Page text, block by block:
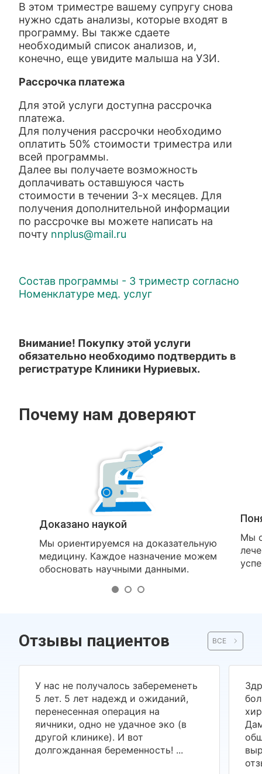
В этом триместре вашему супругу снова
нужно сдать анализы, которые входят в
программу. Вы также сдаете
необходимый список анализов, и,
конечно, еще увидите малыша на УЗИ.
Рассрочка платежа
Для этой услуги доступна рассрочка
платежа.
Для получения рассрочки необходимо
оплатить 50% стоимости триместра или
всей программы.
Далее вы получаете возможность
доплачивать оставшуюся часть
стоимости в течении 3-х месяцев. Для
получения дополнительной информации
по рассрочке вы можете написать на
почту nnplus@mail.ru
Состав программы - 3 триместр согласно
Номенклатуре мед. услуг
Внимание! Покупку этой услуги
обязательно необходимо подтвердить в
регистратуре Клиники Нуриевых.
Почему нам доверяют
Доказано наукой
Мы ориентируемся на доказательную
медицину. Каждое назначение можем
обосновать научными данными.
Мы
Отзывы пациентов ВСЕ
У нас не получалось забеременеть
5 лет. 5 лет надежд и ожиданий,
перенесенная операция на
яичники, одно не удачное эко (в
другой клинике). И вот
долгожданная беременность! ...